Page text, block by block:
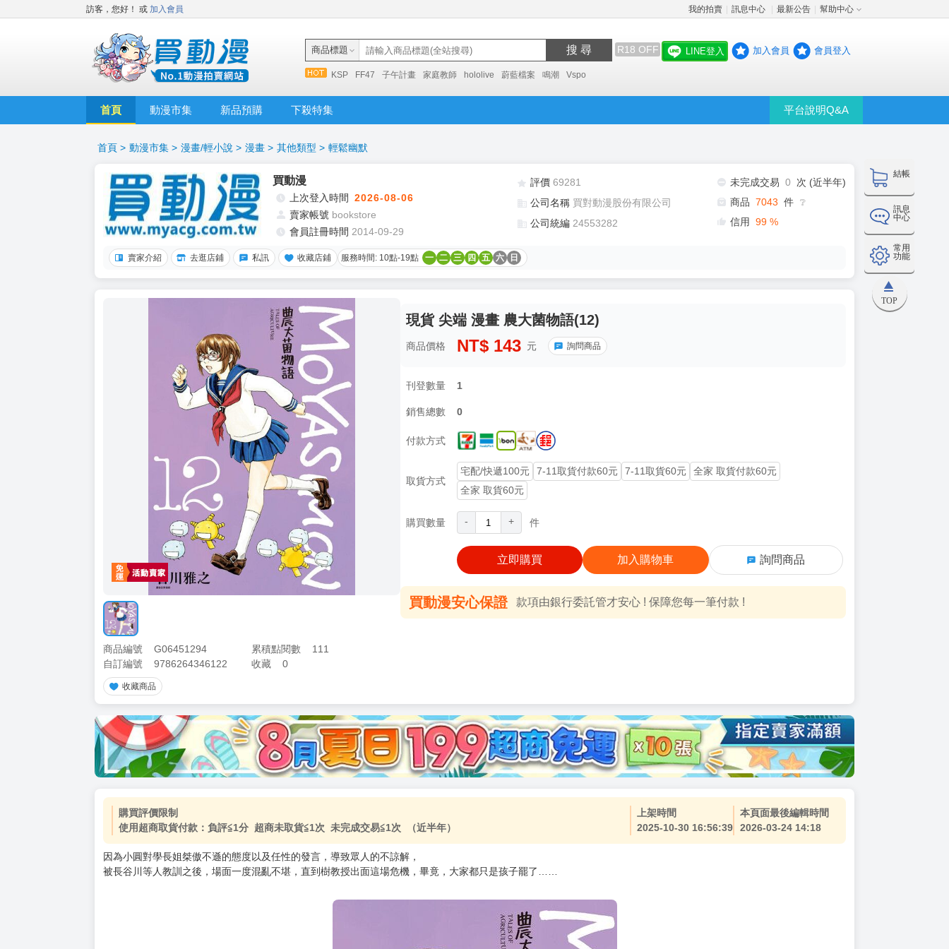
訪客，您好！ 或 加入會員 我的拍賣 訊息中心 最新公告 幫助中心
商品標題 搜 尋 R18 OFF
KSP FF47 子午計畫 家庭教師 hololive 蔚藍檔案 鳴潮 Vspo
LINE登入 加入會員 會員登入
首頁 動漫市集 新品預購 下殺特集 平台說明Q&A
結帳
訊息
中心
常用
功能
TOP
首頁 > 動漫市集 > 漫畫/輕小說 > 漫畫 > 其他類型 > 輕鬆幽默
買動漫
上次登入時間 2026-08-06
賣家帳號 bookstore
會員註冊時間 2014-09-29
評價 69281
公司名稱 買對動漫股份有限公司
公司統編 24553282
未完成交易 0
次 (近半年)
商品 7043 件 ❔
信用 99 %
賣家介紹 去逛店鋪 私訊 收藏店鋪 服務時間: 10點-19點 一 二 三 四 五 六 日
商品編號 G06451294 累積點閱數
111
自訂編號
9786264346122 收藏 0
收藏商品
現貨 尖端 漫畫 農大菌物語(12)
商品價格 NT$ 143 元 詢問商品
刊登數量 1
銷售總數 0
付款方式
取貨方式
宅配/快遞100元 7-11取貨付款60元 7-11取貨60元
全家 取貨付款60元
全家 取貨60元
購買數量 - + 件
立即購買 加入購物車 詢問商品
買動漫安心保證 款項由銀行委託管才安心 ! 保障您每一筆付款 !
加價購 ( 共
(加購品) 買動漫★《$15元-加固紙箱包裝》